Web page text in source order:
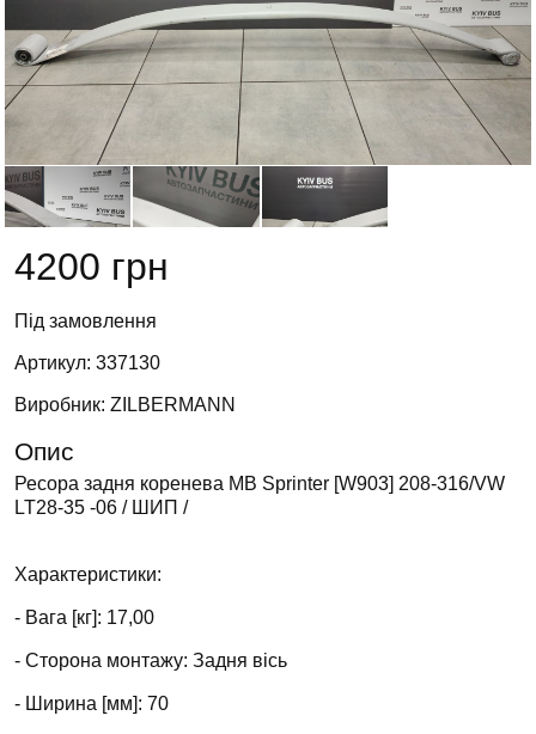
4200 грн
Під замовлення
Артикул: 337130
Виробник: ZILBERMANN
Опис
Ресора задня коренева MB Sprinter [W903] 208-316/VW
LT28-35 -06 / ШИП /
Характеристики:
- Вага [кг]: 17,00
- Сторона монтажу: Задня вісь
- Ширина [мм]: 70